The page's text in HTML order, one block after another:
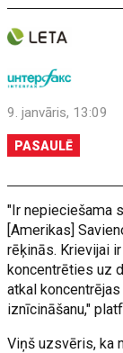
9. janvāris, 13:09
PASAULĒ
"Ir nepieciešama
[Amerikas]
rēķinās. Krievijai
koncentrēties uz
atkal
iznīcināšanu,"
Viņš uzsvēris, ka